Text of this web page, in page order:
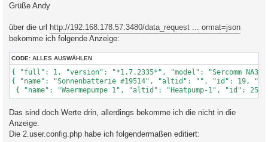
Grüße Andy
über die url http://192.168.178.57:3480/data_request ... ormat=json
bekomme ich folgende Anzeige:
CODE: ALLES AUSWÄHLEN
{ "full": 1, "version": "*1.7.2335*", "model": "Sercomm
{ "name": "Sonnenbatterie #19514", "altid": "", "id": 19,
{ "name": "Waermepumpe 1", "altid": "Heatpump-1", "id":
Das sind doch Werte drin, allerdings bekomme ich die nicht in die
Anzeige.
Die 2.user.config.php habe ich folgendermaßen editiert: